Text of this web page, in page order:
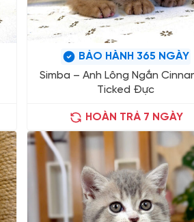
BẢO HÀNH 365 NGÀY
Simba – Anh Lông Ngắn
Ticked Đực
HOÀN TRẢ 7 NGÀY